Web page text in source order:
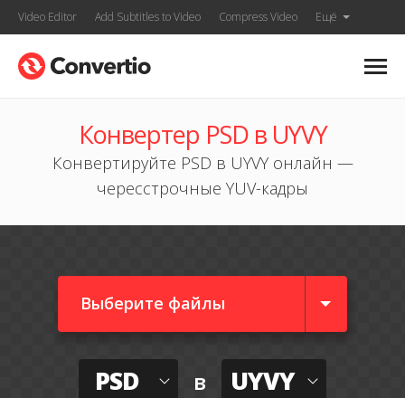
Video Editor Add Subtitles to Video Compress Video Ещё
Конвертер PSD в UYVY
Конвертируйте PSD в UYVY онлайн —
чересстрочные YUV-кадры
Выберите файлы
PSD в UYVY